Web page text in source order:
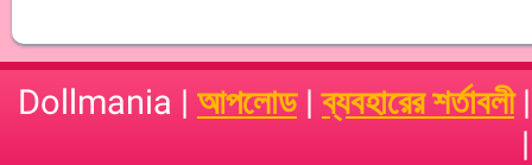
Dollmania | আপলোড|ব্যবহারের শর্তাবলী